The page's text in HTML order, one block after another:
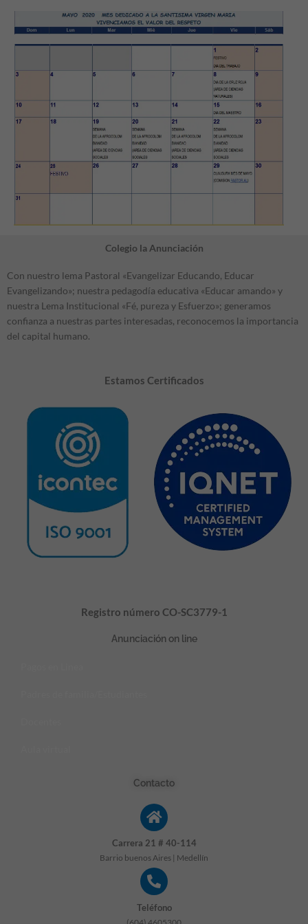
Colegio la Anunciación
Con nuestro lema Pastoral «Evangelizar Educando, Educar
Evangelizando»; nuestra pedagodía educativa «Educar amando» y
nuestra Lema Institucional «Fé, pureza y Esfuerzo»; generamos
confianza a nuestras partes interesadas, reconocemos la importancia
del capital humano.
Estamos Certificados
Registro número CO-SC3779-1
Anunciación on line
Contacto
Carrera 21 # 40-114
Barrio buenos Aires | Medellín
Teléfono